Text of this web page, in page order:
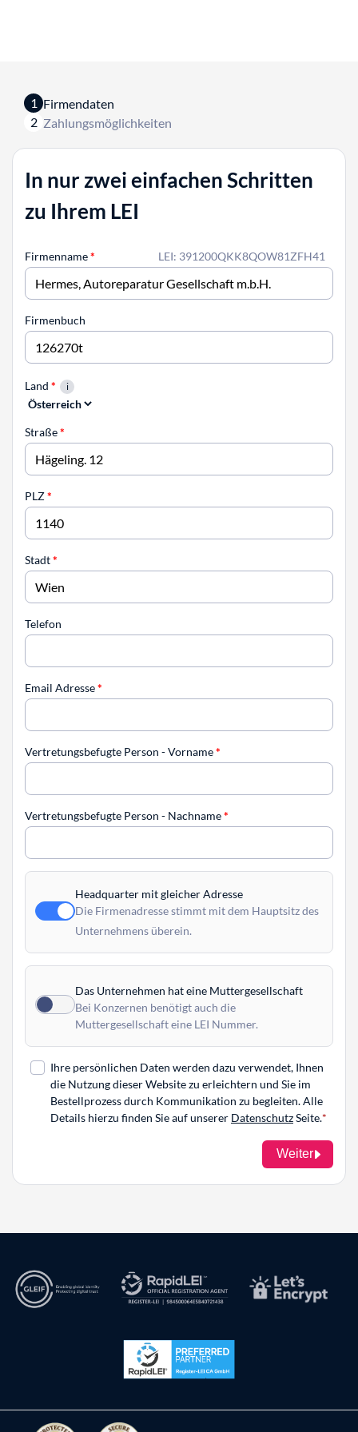
1 Firmendaten
2 Zahlungsmöglichkeiten
In nur zwei einfachen Schritten
zu Ihrem LEI
LEI: 391200QKK8QOW81ZFH41
Firmenname*
Firmenbuch
Land *
Straße*
PLZ*
Stadt*
Telefon
Email Adresse*
Vertretungsbefugte Person - Vorname*
Vertretungsbefugte Person - Nachname*
Headquarter mit gleicher Adresse
Die Firmenadresse stimmt mit dem Hauptsitz des
Unternehmens überein.
Das Unternehmen hat eine Muttergesellschaft
Bei Konzernen benötigt auch die
Muttergesellschaft eine LEI Nummer.
Ihre persönlichen Daten werden dazu verwendet, Ihnen
die Nutzung dieser Website zu erleichtern und Sie im
Bestellprozess durch Kommunikation zu begleiten. Alle
Details hierzu finden Sie auf unserer DatenschutzSeite.
Weiter